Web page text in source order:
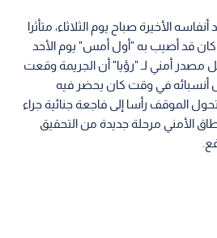
الأخيرة صباح يوم الثلاثاء، متأثرا
كان قد أصيب به "أول أمس" يوم الأحد
أمني لـ "رؤيا" أن الجريمة وقعت
أنسبائه في وقت كان يحضر فيه
الموقف رأسا إلى فاجعة جنائية جراء
الأمني مرحلة جديدة من التحقيق